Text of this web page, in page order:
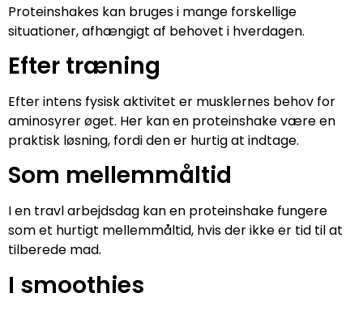
Proteinshakes kan bruges i mange forskellige
situationer, afhængigt af behovet i hverdagen.
Efter træning
Efter intens fysisk aktivitet er musklernes behov for
aminosyrer øget. Her kan en proteinshake være en
praktisk løsning, fordi den er hurtig at indtage.
Som mellemmåltid
I en travl arbejdsdag kan en proteinshake fungere
som et hurtigt mellemmåltid, hvis der ikke er tid til at
tilberede mad.
I smoothies